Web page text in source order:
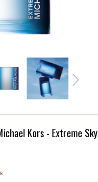
Kors - Extreme Sky